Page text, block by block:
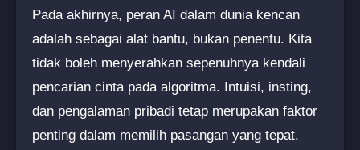
Pada akhirnya, peran AI dalam dunia kencan
adalah sebagai alat bantu, bukan penentu. Kita
tidak boleh menyerahkan sepenuhnya kendali
pencarian cinta pada algoritma. Intuisi, insting,
dan pengalaman pribadi tetap merupakan faktor
penting dalam memilih pasangan yang tepat.